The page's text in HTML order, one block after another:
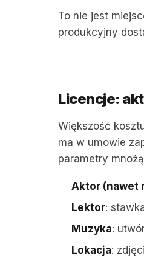
To nie jest
produkcyjny
Licencje:
Większość
ma w umowie
parametry
Aktor (nawet
Lektor:
Muzyka:
Lokacja: